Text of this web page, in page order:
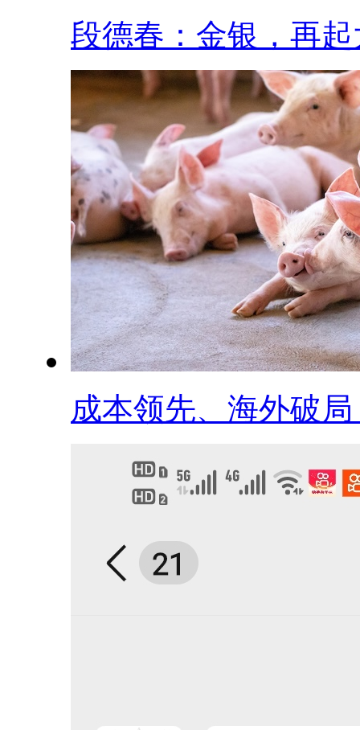
段德春：金银，再起
成本领先、海外破局